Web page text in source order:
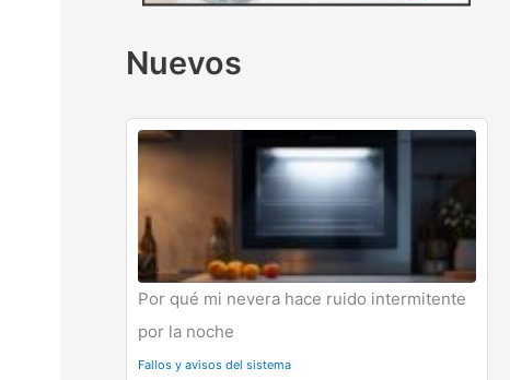
Nuevos
Por qué mi nevera hace ruido intermitente
por la noche
Fallos y avisos del sistema